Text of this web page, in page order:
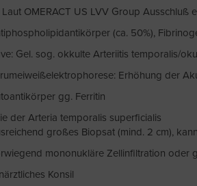
Laut OMERACT US LVV Group Ausschluß
(ca. 50%),
Gel. sog. okkulte Arteriitis temporalis/
Erhöhung der
gg. Ferritin
der Arteria temporalis superficialis
großes Biopsat (mind. 2 cm),
mononukläre Zellinfiltration oder
Konsil